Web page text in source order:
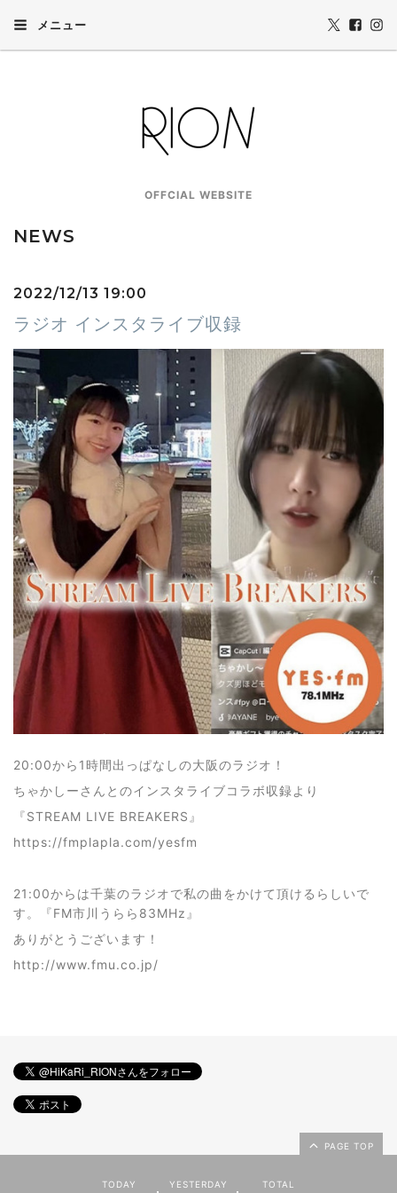
メニュー
OFFCIAL WEBSITE
NEWS
2022/12/13 19:00
ラジオ インスタライブ収録
20:00から1時間出っぱなしの大阪のラジオ！
ちゃかしーさんとのインスタライブコラボ収録より
『STREAM LIVE BREAKERS』
https://fmplapla.com/yesfm
21:00からは千葉のラジオで私の曲をかけて頂けるらしいで
す。『FM市川うらら83MHz』
ありがとうございます！
http://www.fmu.co.jp/
PAGE TOP
TODAY YESTERDAY TOTAL